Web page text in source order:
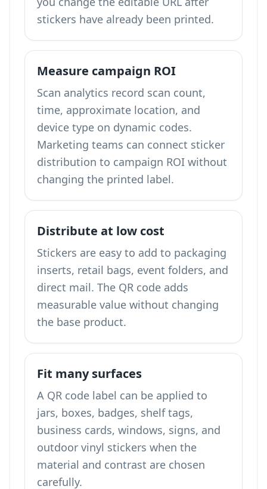
stickers have already been printed.
Measure campaign ROI
Scan analytics record scan count,
time, approximate location, and
device type on dynamic codes.
Marketing teams can connect sticker
distribution to campaign ROI without
changing the printed label.
Distribute at low cost
Stickers are easy to add to packaging
inserts, retail bags, event folders, and
direct mail. The QR code adds
measurable value without changing
the base product.
Fit many surfaces
A QR code label can be applied to
jars, boxes, badges, shelf tags,
business cards, windows, signs, and
outdoor vinyl stickers when the
material and contrast are chosen
carefully.